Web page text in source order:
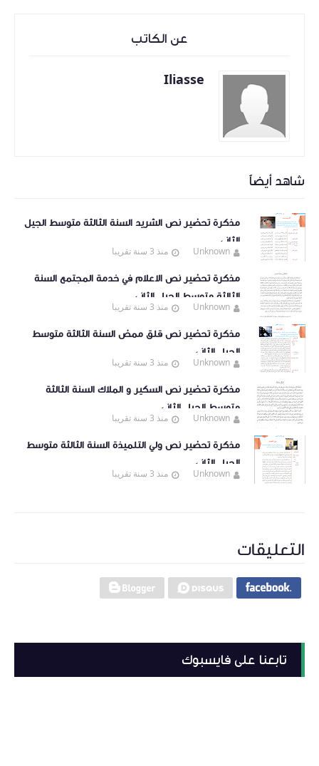
عن الكاتب
Iliasse
شاهد أيضاً
مذكرة تحضير نص الشريد السنة الثالثة متوسط الجيل
الثاني
Unknown منذ 3 سنة تقريبا
مذكرة تحضير نص الاعلام في خدمة المجتمع السنة
الثالثة متوسط الجيل الثاني
Unknown منذ 3 سنة تقريبا
مذكرة تحضير نص قلق ممض السنة الثالثة متوسط
الجيل الثاني
Unknown منذ 3 سنة تقريبا
مذكرة تحضير نص السكير و الملاك السنة الثالثة
متوسط الجيل الثاني
Unknown منذ 3 سنة تقريبا
مذكرة تحضير نص ولي التلميذة السنة الثالثة متوسط
الجيل الثاني
Unknown منذ 3 سنة تقريبا
التعليقات
تابعنا على فايسبوك